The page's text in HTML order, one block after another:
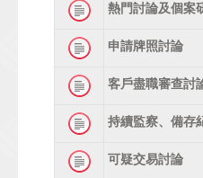
熱門討論及個案
申請牌照討論
客戶盡職審查討
持續監察、備存
可疑交易討論